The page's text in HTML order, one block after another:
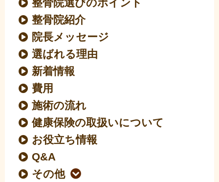
整骨院選びのポイント
整骨院紹介
院長メッセージ
選ばれる理由
新着情報
費用
施術の流れ
健康保険の取扱いについて
お役立ち情報
Q&A
その他